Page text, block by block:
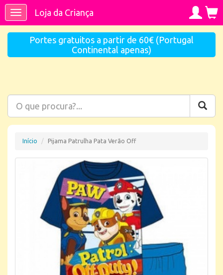
ToggleLoja da Criança
Portes gratuitos a partir de 60€ (Portugal
Continental apenas)
Início Pijama Patrulha Pata Verão Off